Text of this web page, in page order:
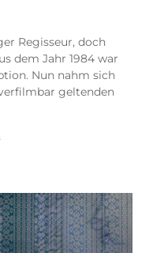
Regisseur, doch
dem Jahr 1984 war
Nun nahm sich
geltenden